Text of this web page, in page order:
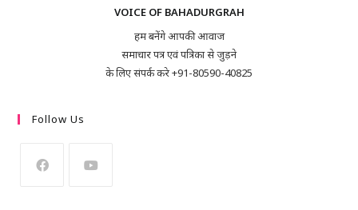
VOICE OF BAHADURGRAH
हम बनेंगे आपकी आवाज
समाचार पत्र एवं पत्रिका से जुड़ने
के लिए संपर्क करे +91-80590-40825
Follow Us